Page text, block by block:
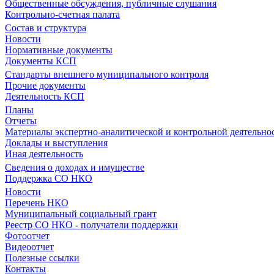
Общественные обсуждения, публичные слушания
Контрольно-счетная палата
Состав и структура
Новости
Нормативные документы
Документы КСП
Стандарты внешнего муниципального контроля
Прочие документы
Деятельность КСП
Планы
Отчеты
Материалы экспертно-аналитической и контрольной
Доклады и выступления
Иная деятельность
Сведения о доходах и имуществе
Поддержка СО НКО
Новости
Перечень НКО
Муниципальный социальный грант
Реестр СО НКО - получатели поддержки
Фотоотчет
Видеоотчет
Полезные ссылки
Контакты